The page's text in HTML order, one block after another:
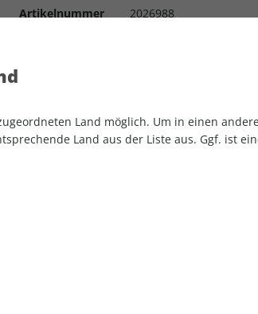
Artikelnummer
2026988
Land möglich. Um in einen
Land aus der Liste aus. Ggf. ist